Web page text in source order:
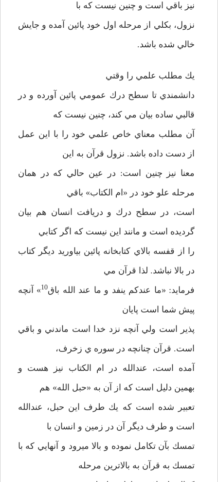
نيز باقي است و چنين نيست كه با
نزول، بكلي از مرحله اول خود پائين آمده و جايش
خالي شده باشد.
يك مطلب علمي را وقتي
دانشمندي تا سطح درك عمومي پائين آورده و در
قالبي ساده بيان مي كند، چنين نيست كه
آن مطلب معناي خاص علمي خود را با اين عمل
از دست داده باشد. نزول قرآن به اين
معنا نيز چنين است: در عين حالي كه در همان
مرحله علو خود در «ام الكتاب» باقي
است، در سطح درك و دريافت انسان هم بيان
گرديده است و مانند اين نيست كه اگر كتابي
را از قفسه بالاي كتابخانه پائين بياوريد ديگر كتاب
در بالا نباشد. لذا قرآن مي
فرمايد: «ما عندكم ينفد و ما عند الله باق10» آنچه
پيش شما است پايان
پذير است ولي آنچه نزد خدا است ماندني و باقي
است. قرآن چنانچه در سوره ي زخرف،
آمده است، عندالله در ام الكتاب نيز هست و
بهمين دليل است كه از آن به «حبل الله» هم
تعبير شده است كه يك طرف اين حبل، عندالله
است و طرف ديگر آن در زمين و انسان با
تمسك بآن تكامل نموده و بالا ميرود و آنهايي كه با
تمسك به قرآن به بالاترين مرحله